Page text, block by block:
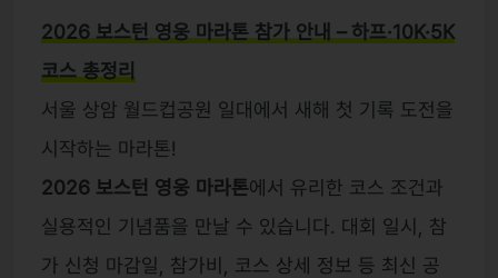
2026 보스턴 영웅 마라톤 참가 안내 – 하프·10K·5K
코스 총정리
서울 상암 월드컵공원 일대에서 새해 첫 기록 도전을
시작하는 마라톤!
2026 보스턴 영웅 마라톤에서 유리한 코스 조건과
실용적인 기념품을 만날 수 있습니다. 대회 일시, 참
가 신청 마감일, 참가비, 코스 상세 정보 등 최신 공